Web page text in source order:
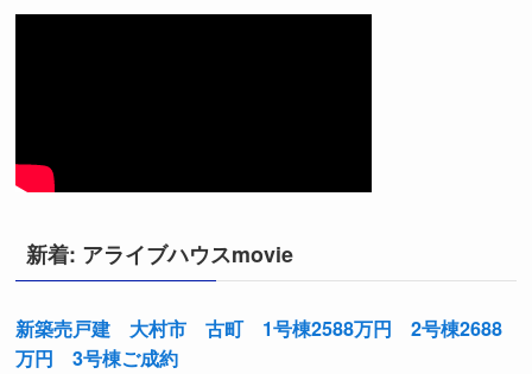
新着: アライブハウスmovie
新築売戸建 大村市 古町 1号棟2588万円 2号棟2688
万円 3号棟ご成約